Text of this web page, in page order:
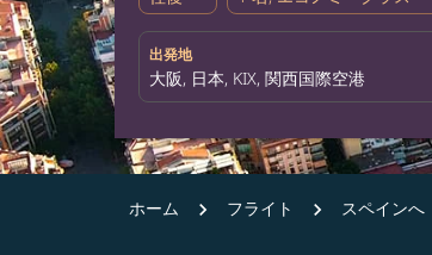
出発地
ホーム フライト スペインへ